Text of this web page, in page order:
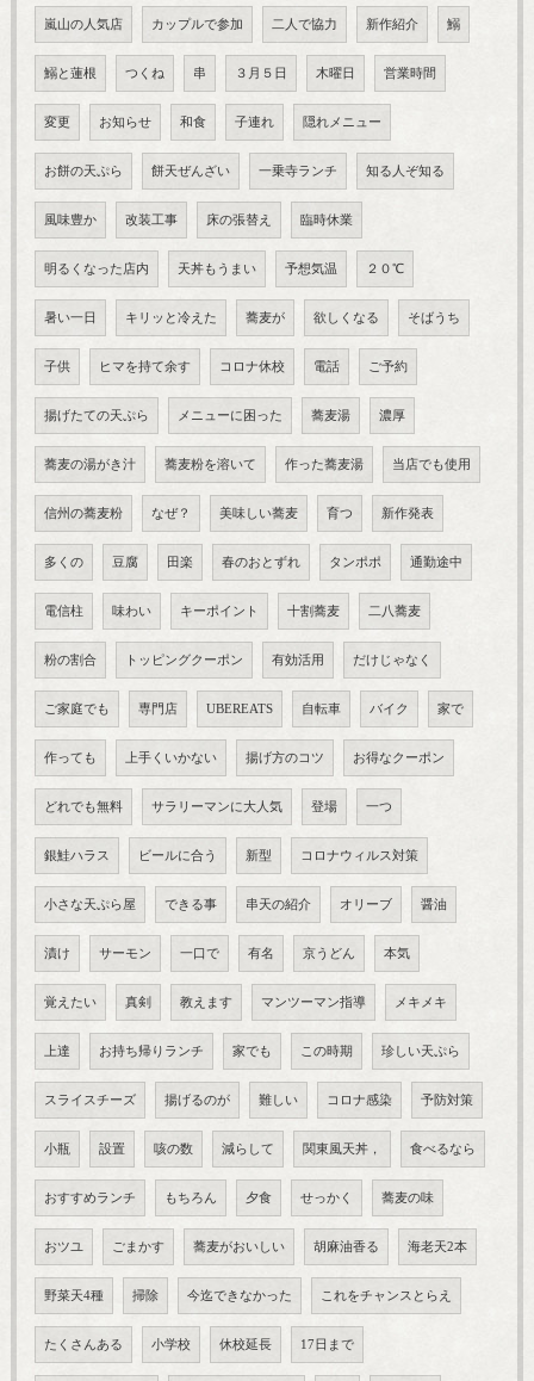
嵐山の人気店 カップルで参加 二人で協力 新作紹介 鰯
鰯と蓮根 つくね 串 ３月５日 木曜日 営業時間
変更 お知らせ 和食 子連れ 隠れメニュー
お餅の天ぷら 餅天ぜんざい 一乗寺ランチ 知る人ぞ知る
風味豊か 改装工事 床の張替え 臨時休業
明るくなった店内 天丼もうまい 予想気温 ２０℃
暑い一日 キリッと冷えた 蕎麦が 欲しくなる そばうち
子供 ヒマを持て余す コロナ休校 電話 ご予約
揚げたての天ぷら メニューに困った 蕎麦湯 濃厚
蕎麦の湯がき汁 蕎麦粉を溶いて 作った蕎麦湯 当店でも使用
信州の蕎麦粉 なぜ？ 美味しい蕎麦 育つ 新作発表
多くの 豆腐 田楽 春のおとずれ タンポポ 通勤途中
電信柱 味わい キーポイント 十割蕎麦 二八蕎麦
粉の割合 トッピングクーポン 有効活用 だけじゃなく
ご家庭でも 専門店 UBEREATS 自転車 バイク 家で
作っても 上手くいかない 揚げ方のコツ お得なクーポン
どれでも無料 サラリーマンに大人気 登場 一つ
銀鮭ハラス ビールに合う 新型 コロナウィルス対策
小さな天ぷら屋 できる事 串天の紹介 オリーブ 醤油
漬け サーモン 一口で 有名 京うどん 本気
覚えたい 真剣 教えます マンツーマン指導 メキメキ
上達 お持ち帰りランチ 家でも この時期 珍しい天ぷら
スライスチーズ 揚げるのが 難しい コロナ感染 予防対策
小瓶 設置 咳の数 減らして 関東風天丼， 食べるなら
おすすめランチ もちろん 夕食 せっかく 蕎麦の味
おツユ ごまかす 蕎麦がおいしい 胡麻油香る 海老天2本
野菜天4種 掃除 今迄できなかった これをチャンスとらえ
たくさんある 小学校 休校延長 17日まで